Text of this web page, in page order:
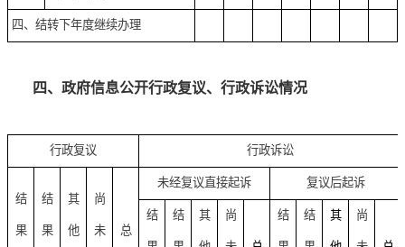
四、结转下年度继续办理
四、政府信息公开行政复议、行政诉讼情况
行政复议 行政诉讼
结
果
结
果
其
他
尚
未 总
未经复议直接起诉 复议后起诉
结 结 其 尚 结 结 其 尚